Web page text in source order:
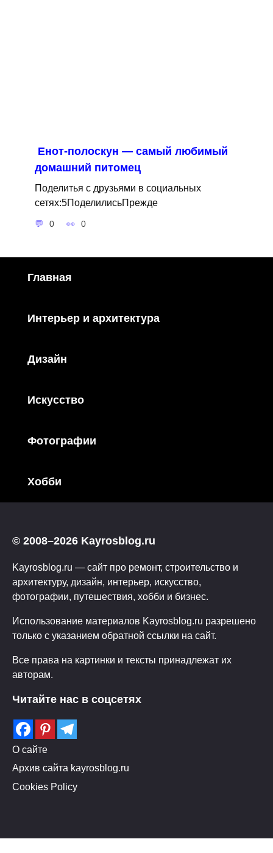
Енот-полоскун — самый любимый
домашний питомец
Поделитья с друзьями в социальных
сетях:5ПоделилисьПрежде
0 0
Главная
Интерьер и архитектура
Дизайн
Искусство
Фотографии
Хобби
© 2008–2026 Kayrosblog.ru
Kayrosblog.ru — сайт про ремонт, строительство и
архитектуру, дизайн, интерьер, искусство,
фотографии, путешествия, хобби и бизнес.
Использование материалов Kayrosblog.ru разрешено
только с указанием обратной ссылки на сайт.
Все права на картинки и тексты принадлежат их
авторам.
Читайте нас в соцсетях
О сайте
Архив сайта kayrosblog.ru
Cookies Policy